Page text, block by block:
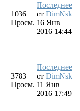
1036
Просм.
Последнее
от DimNsk
16 Янв
2016 14:44
3783
Просм.
Последнее
от DimNsk
11 Янв
2016 17:49